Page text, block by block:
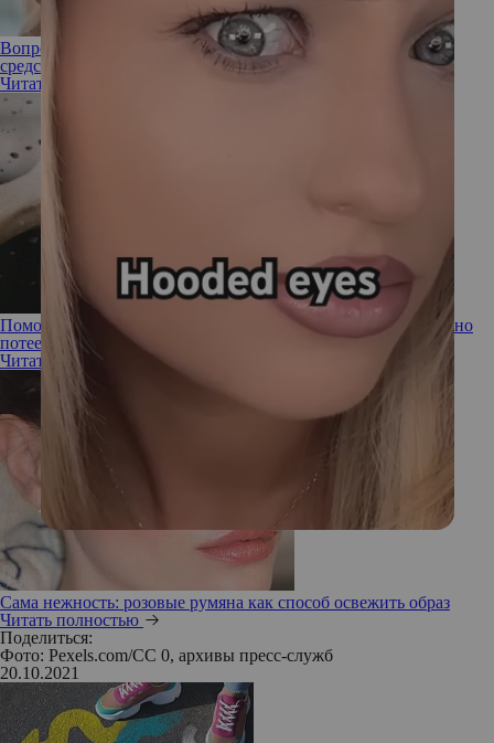
Вопрос эксперту: может ли консилер заменить тональное
средство?
Читать полностью
Поможет ли праймер сохранить макияж, если лицо постоянно
потеет?
Читать полностью
Сама нежность: розовые румяна как способ освежить образ
Читать полностью
Поделиться:
Фото: Pexels.com/CC 0, архивы пресс-служб
20.10.2021